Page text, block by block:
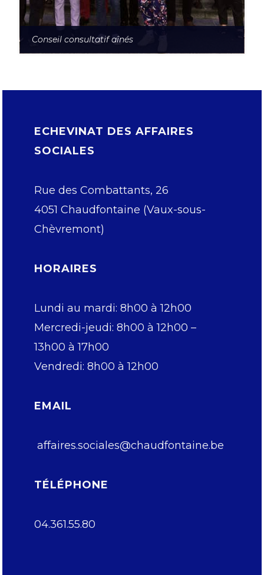
Conseil consultatif aînés
ECHEVINAT DES AFFAIRES
SOCIALES
Rue des Combattants, 26
4051 Chaudfontaine (Vaux-sous-
Chèvremont)
HORAIRES
Lundi au mardi: 8h00 à 12h00
Mercredi-jeudi: 8h00 à 12h00 –
13h00 à 17h00
Vendredi: 8h00 à 12h00
EMAIL
affaires.sociales@chaudfontaine.be
TÉLÉPHONE
04.361.55.80